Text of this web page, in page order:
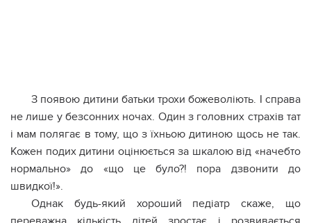
З появою дитини батьки трохи божеволіють. І справа
не лише у безсонних ночах. Один з головних страхів тат
і мам полягає в тому, що з їхньою дитиною щось не так.
Кожен подих дитини оцінюється за шкалою від «начебто
нормально» до «що це було?! пора дзвонити до
швидкої!».
Однак будь-який хороший педіатр скаже, що